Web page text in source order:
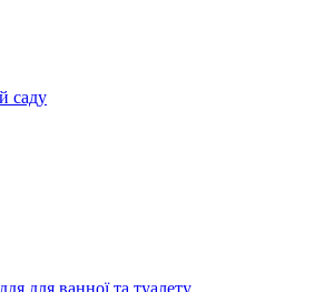
саду
для ванної та туалету